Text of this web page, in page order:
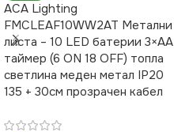
ACA Lighting
FMCLEAF10WW2AT Метални
листа – 10 LED батерии 3×AA
таймер (6 ON 18 OFF) топла
светлина меден метал IP20
135 + 30см прозрачен кабел